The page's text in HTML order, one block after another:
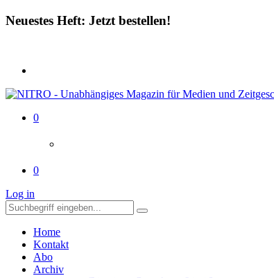
Neuestes Heft: Jetzt bestellen!
0
0
Log in
Home
Kontakt
Abo
Archiv